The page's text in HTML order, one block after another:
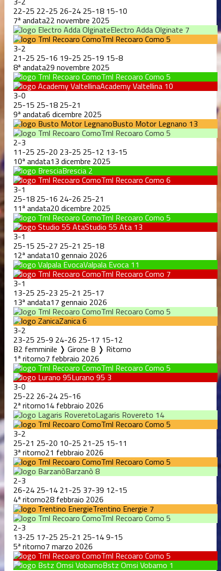
22-25 22-25 26-24 25-18 15-10
7ª andata22 novembre 2025
Electro Adda Olginate 7
Tml Recoaro Como 5
3-2
21-25 25-16 19-25 25-19 15-8
8ª andata29 novembre 2025
Tml Recoaro Como 5
Academy Valtellina 10
3-0
25-15 25-18 25-21
9ª andata6 dicembre 2025
Busto Motor Legnano 13
Tml Recoaro Como 5
2-3
11-25 25-20 23-25 25-12 13-15
10ª andata13 dicembre 2025
Brescia 2
Tml Recoaro Como 6
3-1
25-18 25-16 24-26 25-21
11ª andata20 dicembre 2025
Tml Recoaro Como 5
Studio 55 Ata 13
3-1
25-15 25-27 25-21 25-18
12ª andata10 gennaio 2026
Valpala Evoca 11
Tml Recoaro Como 7
3-1
13-25 25-23 25-21 25-17
13ª andata17 gennaio 2026
Tml Recoaro Como 5
Zanica6
3-2
23-25 25-9 24-26 25-17 15-12
B2 femminile ❭ Girone B ❭ Ritorno
1ª ritorno7 febbraio 2026
Tml Recoaro Como 5
Lurano 95 3
3-0
25-22 26-24 25-16
2ª ritorno14 febbraio 2026
Lagaris Rovereto 14
Tml Recoaro Como 5
3-2
25-21 25-20 10-25 21-25 15-11
3ª ritorno21 febbraio 2026
Tml Recoaro Como 5
Barzanò 8
2-3
26-24 25-14 21-25 37-39 12-15
4ª ritorno28 febbraio 2026
Trentino Energie 7
Tml Recoaro Como 5
2-3
13-25 17-25 25-21 25-149-15
5ª ritorno7 marzo 2026
Tml Recoaro Como 5
Bstz Omsi Vobarno 1